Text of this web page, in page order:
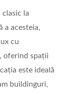
la
a acesteia,
cu
oferind spații
este ideală
buildinguri,